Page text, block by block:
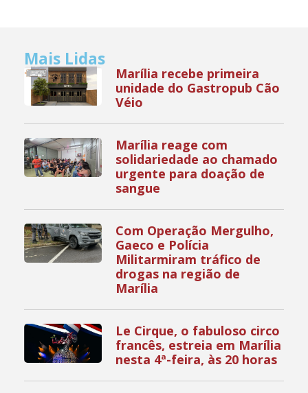
Mais Lidas
Marília recebe primeira
unidade do Gastropub Cão
Véio
Marília reage com
solidariedade ao chamado
urgente para doação de
sangue
Com Operação Mergulho,
Gaeco e Polícia
Militarmiram tráfico de
drogas na região de
Marília
Le Cirque, o fabuloso circo
francês, estreia em Marília
nesta 4ª-feira, às 20 horas